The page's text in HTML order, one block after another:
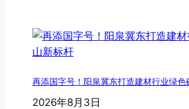
再添国字号！阳泉冀东打造建材行业绿色
2026年8月3日